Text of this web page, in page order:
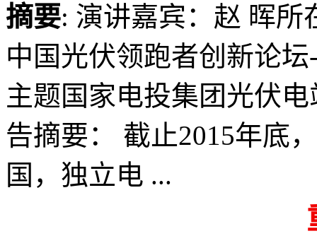
摘要: 演讲嘉宾：赵 晖所
中国光伏领跑者创新论
主题国家电投集团光伏
告摘要： 截止2015年底
国，独立电 ...